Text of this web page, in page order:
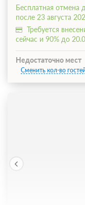
Бесплатная отмена
после 23 августа
Требуется
сейчас и 90% до
Недостаточно мест
Сменить кол-во